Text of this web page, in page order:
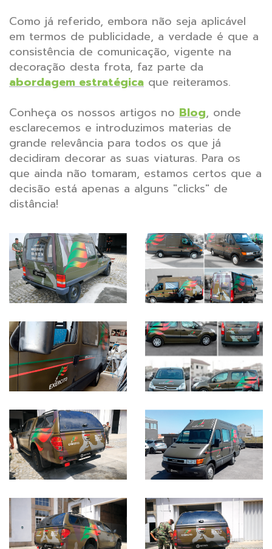
Como já referido, embora não seja aplicável
em termos de publicidade, a verdade é que a
consistência de comunicação, vigente na
decoração desta frota, faz parte da
abordagem estratégica que reiteramos.
Conheça os nossos artigos no Blog, onde
esclarecemos e introduzimos materias de
grande relevância para todos os que já
decidiram decorar as suas viaturas. Para os
que ainda não tomaram, estamos certos que a
decisão está apenas a alguns "clicks" de
distância!